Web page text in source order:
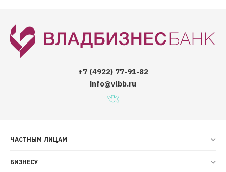
+7 (4922) 77-91-82
info@vlbb.ru
ЧАСТНЫМ ЛИЦАМ
БИЗНЕСУ